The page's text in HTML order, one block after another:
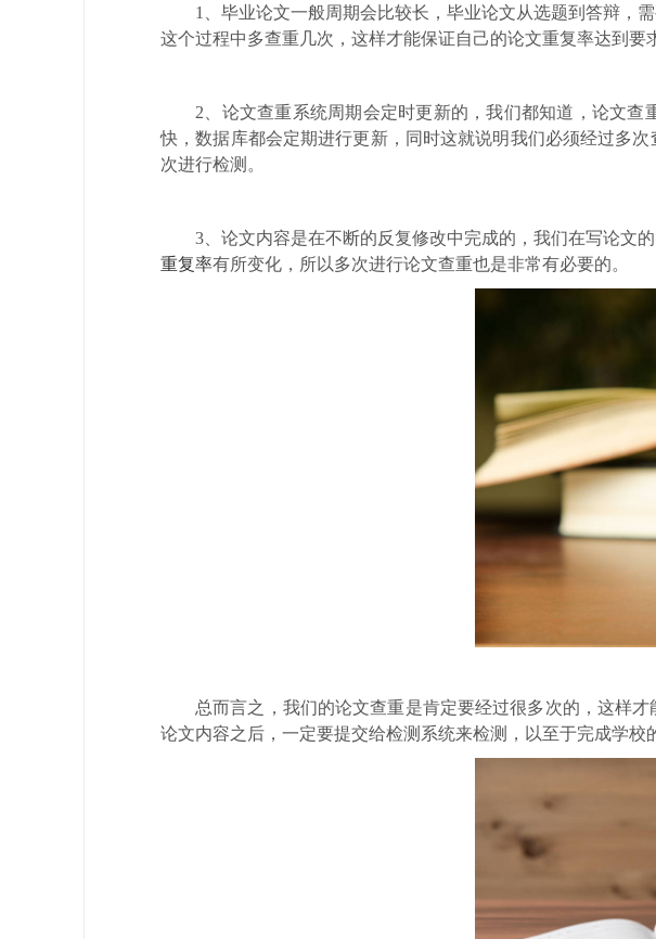
1、毕业论文一般周期会比较长，毕业论文从选题到答辩，
这个过程中多查重几次，这样才能保证自己的论文重复率达到要
2、论文查重系统周期会定时更新的，我们都知道，论文
快，数据库都会定期进行更新，同时这就说明我们必须经过多次
次进行检测。
3、论文内容是在不断的反复修改中完成的，我们在写论文
重复率有所变化，所以多次进行论文查重也是非常有必要的。
总而言之，我们的论文查重是肯定要经过很多次的，这样
论文内容之后，一定要提交给检测系统来检测，以至于完成学校